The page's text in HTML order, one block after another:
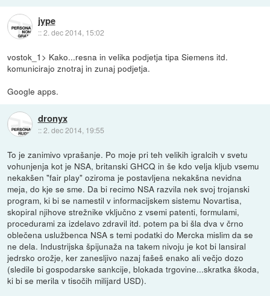
jype
::2. dec 2014, 15:02
vostok_1> Kako...resna in velika podjetja tipa Siemens itd.
komunicirajo znotraj in zunaj podjetja.
Google apps.
dronyx
::2. dec 2014, 19:55
To je zanimivo vprašanje. Po moje pri teh velikih igralcih v svetu
vohunjenja kot je NSA, britanski GHCQ in še kdo velja kljub vsemu
nekakšen "fair play" oziroma je postavljena nekakšna nevidna
meja, do kje se sme. Da bi recimo NSA razvila nek svoj trojanski
program, ki bi se namestil v informacijskem sistemu Novartisa,
skopiral njihove strežnike vključno z vsemi patenti, formulami,
procedurami za izdelavo zdravil itd. potem pa bi šla dva v črno
oblečena uslužbenca NSA s temi podatki do Mercka mislim da se
ne dela. Industrijska špijunaža na takem nivoju je kot bi lansiral
jedrsko orožje, ker zanesljivo nazaj fašeš enako ali večjo dozo
(sledile bi gospodarske sankcije, blokada trgovine...skratka škoda,
ki bi se merila v tisočih milijard USD).